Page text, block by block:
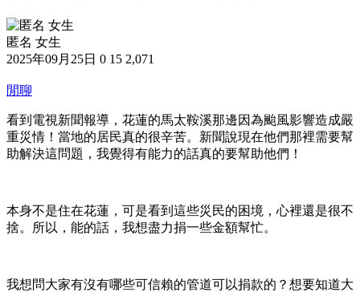
匿名 女生
2025年09月25日 0 15 2,071
閒聊
看到電視新聞報導，花蓮的馬太鞍溪那邊因為颱風影響造成嚴
重災情！當地的居民真的很辛苦。新聞說現在他們那裡需要幫
助解決這問題，我覺得有能力的話真的要幫助他們！
本身不是住在花蓮，可是看到這些災民的困境，心裡還是很不
捨。所以，能的話，我想盡力捐一些金額幫忙。
我想問大家有沒有哪些可信賴的管道可以捐款的？想要知道大